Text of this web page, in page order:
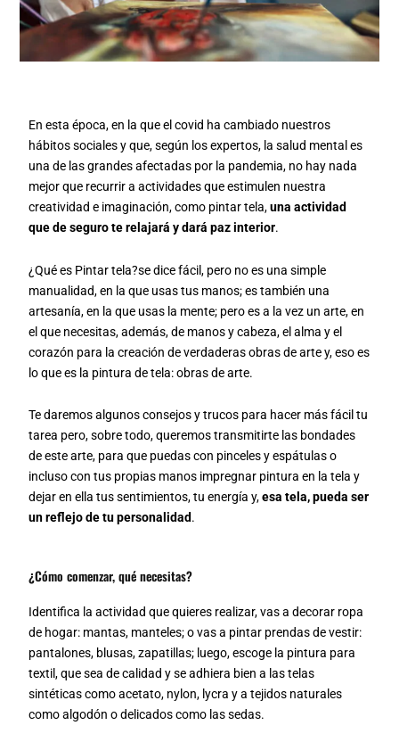
En esta época, en la que el covid ha cambiado nuestros
hábitos sociales y que, según los expertos, la salud mental es
una de las grandes afectadas por la pandemia, no hay nada
mejor que recurrir a actividades que estimulen nuestra
creatividad e imaginación, como pintar tela,una actividad
que de seguro te relajará y dará paz interior.
¿Qué es Pintar tela?se dice fácil, pero no es una simple
manualidad, en la que usas tus manos; es también una
artesanía, en la que usas la mente; pero es a la vez un arte, en
el que necesitas, además, de manos y cabeza, el alma y el
corazón para la creación de verdaderas obras de arte y, eso es
lo que es la pintura de tela: obras de arte.
Te daremos algunos consejos y trucos para hacer más fácil tu
tarea pero, sobre todo, queremos transmitirte las bondades
de este arte, para que puedas con pinceles y espátulas o
incluso con tus propias manos impregnar pintura en la tela y
dejar en ella tus sentimientos, tu energía y,esa tela, pueda ser
un reflejo de tu personalidad.
¿Cómo comenzar, qué necesitas?
Identifica la actividad que quieres realizar, vas a decorar ropa
de hogar: mantas, manteles; o vas a pintar prendas de vestir:
pantalones, blusas, zapatillas; luego, escoge la pintura para
textil, que sea de calidad y se adhiera bien a las telas
sintéticas como acetato, nylon, lycra y a tejidos naturales
como algodón o delicados como las sedas.